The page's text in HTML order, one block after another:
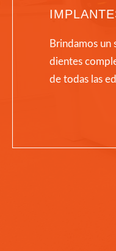
Brindamos un
dientes
de todas las